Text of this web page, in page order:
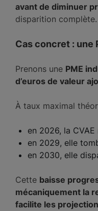
avant de diminuer
disparition complète.
Cas concret : une
Prenons une PME
d’euros de valeur
À taux maximal
en 2026, la
en 2029, elle
en 2030, elle
Cette baisse
mécaniquement la
facilite les